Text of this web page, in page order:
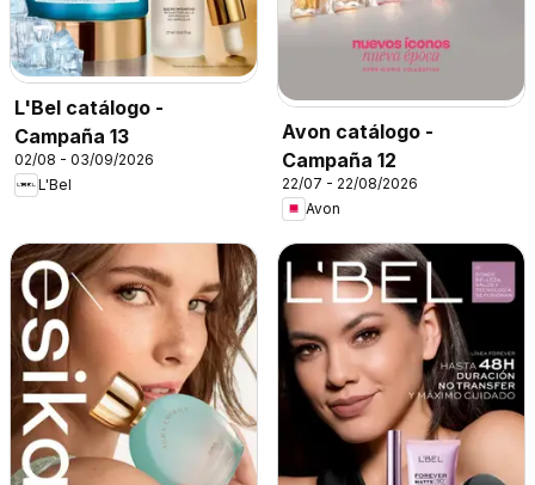
L'Bel catálogo -
Campaña 13
02/08 - 03/09/2026
L'Bel
Avon catálogo -
Campaña 12
22/07 - 22/08/2026
Avon